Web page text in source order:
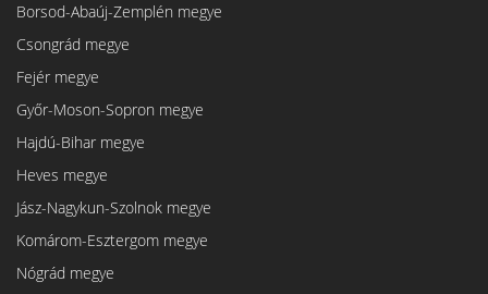
Borsod-Abaúj-Zemplén megye
Csongrád megye
Fejér megye
Győr-Moson-Sopron megye
Hajdú-Bihar megye
Heves megye
Jász-Nagykun-Szolnok megye
Komárom-Esztergom megye
Nógrád megye